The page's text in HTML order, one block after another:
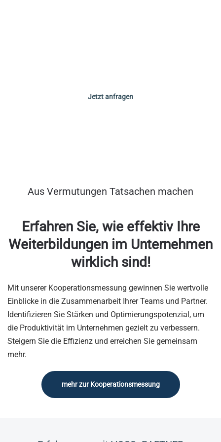
Jetzt anfragen
Aus Vermutungen Tatsachen machen
Erfahren Sie, wie effektiv Ihre
Weiterbildungen im Unternehmen
wirklich sind!
Mit unserer Kooperationsmessung gewinnen Sie wertvolle
Einblicke in die Zusammenarbeit Ihrer Teams und Partner.
Identifizieren Sie Stärken und Optimierungspotenzial, um
die Produktivität im Unternehmen gezielt zu verbessern.
Steigern Sie die Effizienz und erreichen Sie gemeinsam
mehr.
mehr zur Kooperationsmessung